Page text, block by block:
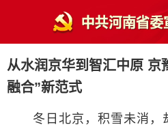
从水润京华到智汇中原 京
融合”新范式
冬日北京，积雪未消，